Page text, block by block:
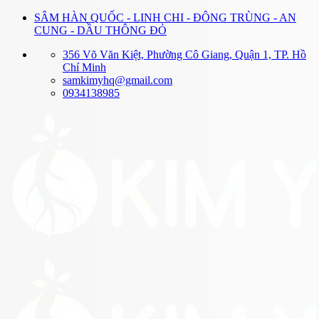
dung
SÂM HÀN QUỐC - LINH CHI - ĐÔNG TRÙNG - AN
CUNG - DẦU THÔNG ĐỎ
356 Võ Văn Kiệt, Phường Cô Giang, Quận 1, TP. Hồ
Chí Minh
samkimyhq@gmail.com
0934138985